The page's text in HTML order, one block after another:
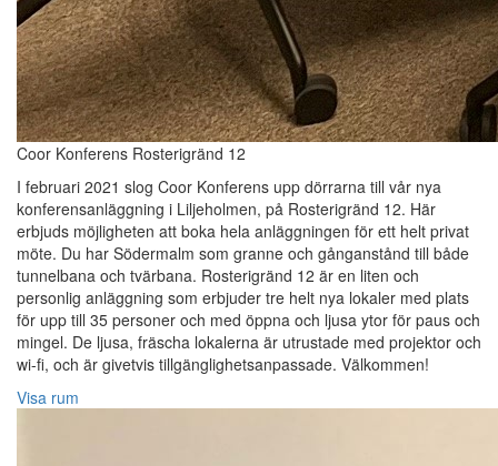
Coor Konferens Rosterigränd 12
I februari 2021 slog Coor Konferens upp dörrarna till vår nya
konferensanläggning i Liljeholmen, på Rosterigränd 12. Här
erbjuds möjligheten att boka hela anläggningen för ett helt privat
möte. Du har Södermalm som granne och gånganstånd till både
tunnelbana och tvärbana. Rosterigränd 12 är en liten och
personlig anläggning som erbjuder tre helt nya lokaler med plats
för upp till 35 personer och med öppna och ljusa ytor för paus och
mingel. De ljusa, fräscha lokalerna är utrustade med projektor och
wi-fi, och är givetvis tillgänglighetsanpassade. Välkommen!
Visa rum